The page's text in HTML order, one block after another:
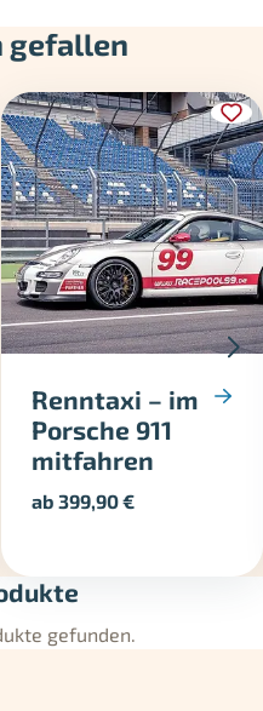
gefallen
Renntaxi – im
Porsche 911
mitfahren
ab399,90€
gefunden.